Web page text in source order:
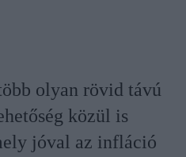
olyan rövid távú
közül is
jóval az infláció